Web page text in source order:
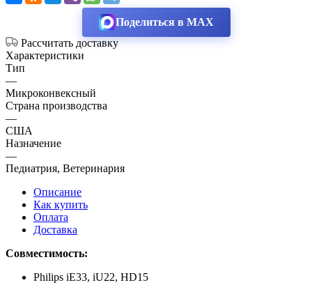
Поделиться в MAX
Рассчитать доставку
Характеристики
Тип
—
Микроконвексный
Страна производства
—
США
Назначение
—
Педиатрия, Ветеринария
Описание
Как купить
Оплата
Доставка
Совместимость:
Philips iE33, iU22, HD15